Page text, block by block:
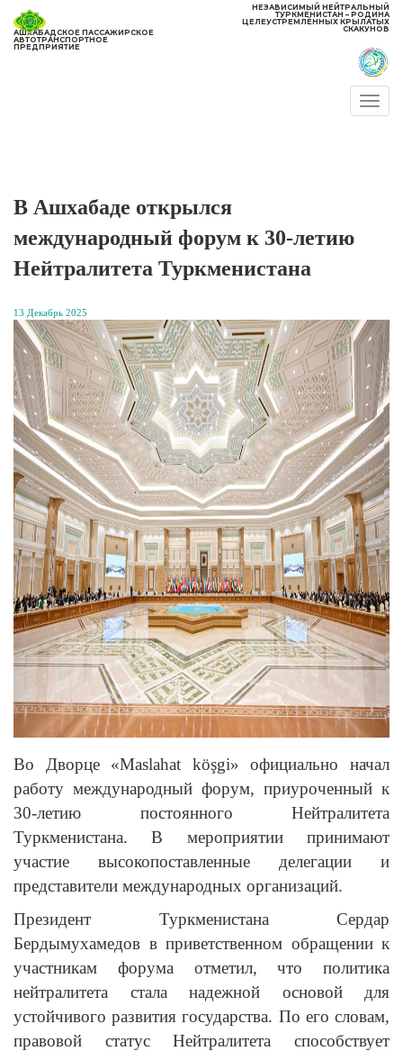
АШХАБАДСКОЕ ПАССАЖИРСКОЕ
АВТОТРАНСПОРТНОЕ
ПРЕДПРИЯТИЕ
НЕЗАВИСИМЫЙ НЕЙТРАЛЬНЫЙ
ТУРКМЕНИСТАН – РОДИНА
ЦЕЛЕУСТРЕМЛЁННЫХ КРЫЛАТЫХ
СКАКУНОВ
В Ашхабаде открылся
международный форум к 30-летию
Нейтралитета Туркменистана
13 Декабрь 2025
Во Дворце «Maslahat köşgi» официально начал
работу международный форум, приуроченный к
30-летию постоянного Нейтралитета
Туркменистана. В мероприятии принимают
участие высокопоставленные делегации и
представители международных организаций.
Президент Туркменистана Сердар
Бердымухамедов в приветственном обращении к
участникам форума отметил, что политика
нейтралитета стала надежной основой для
устойчивого развития государства. По его словам,
правовой статус Нейтралитета способствует